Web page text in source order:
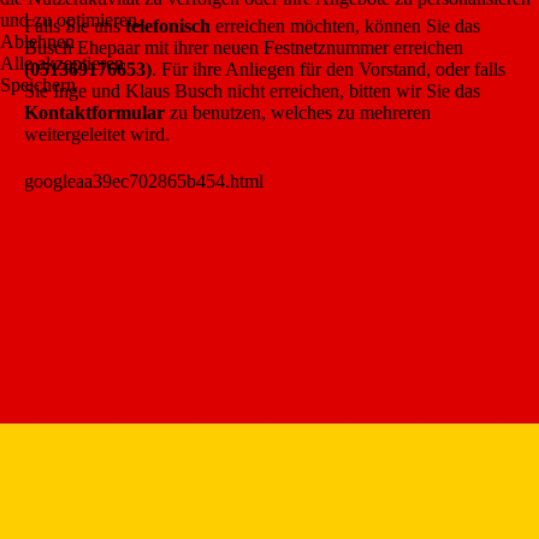
Falls Sie unstelefonisch erreichen möchten, können Sie das
Busch Ehepaar mit ihrer neuen Festnetznummer erreichen
(051369176653). Für ihre Anliegen für den Vorstand, oder falls
Sie Inge und Klaus Busch nicht erreichen, bitten wir Sie das
Kontaktformular zu benutzen, welches zu mehreren
weitergeleitet wird.
googleaa39ec702865b454.html
und zu optimieren.
Ablehnen
Alle akzeptieren
Speichern